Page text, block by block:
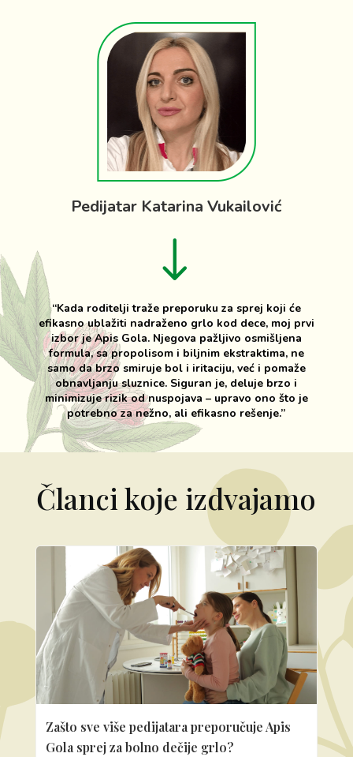
Pedijatar Katarina Vukailović
!
“Kada roditelji traže preporuku za sprej koji će
efikasno ublažiti nadraženo grlo kod dece, moj prvi
izbor je Apis Gola. Njegova pažljivo osmišljena
formula, sa propolisom i biljnim ekstraktima, ne
samo da brzo smiruje bol i iritaciju, već i pomaže
obnavljanju sluznice. Siguran je, deluje brzo i
minimizuje rizik od nuspojava – upravo ono što je
potrebno za nežno, ali efikasno rešenje.”
Članci koje izdvajamo
Zašto sve više pedijatara preporučuje Apis
Gola sprej za bolno dečije grlo?